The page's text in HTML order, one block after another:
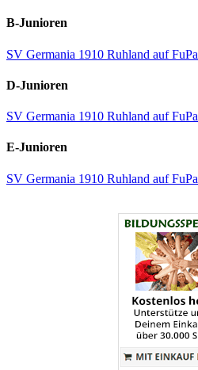
B-Junioren
SV Germania 1910 Ruhland auf FuPa
D-Junioren
SV Germania 1910 Ruhland auf FuPa
E-Junioren
SV Germania 1910 Ruhland auf FuPa